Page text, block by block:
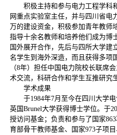
积极主持和参与电力工程学科
网重点实验室主任，并与四川省电
万的建设资金，积极参加青年教师
指导十余名教师和培养他们成为博
国外展开合作，先后与四所大学建
名学生到海外深造，而且获得多项
（8年）担任中国电力院校长联席
术交流，科研合作和学生互推研究
学术成果
于1984年7月至今在四川大学
英国Brunel大学获得博士学位。于
授访问基金；负责和参与了国家
育部骨干教师基金、国家973子项